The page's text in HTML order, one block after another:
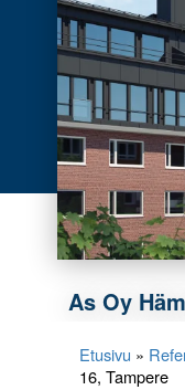
As Oy
Etusivu »
16, Tampere